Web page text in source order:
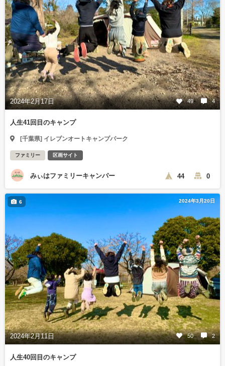
2024年2月17日 49 4
人生41回目のキャンプ
[千葉県] イレブンオートキャンプパーク
ファミリー 区画サイト
みぃはファミリーキャンパー 44 0
2024年3月20日
2024年2月11日 50 2
6
人生40回目のキャンプ